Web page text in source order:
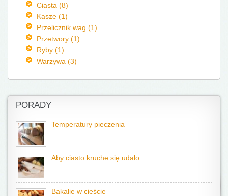
Ciasta (8)
Kasze (1)
Przelicznik wag (1)
Przetwory (1)
Ryby (1)
Warzywa (3)
PORADY
Temperatury pieczenia
Aby ciasto kruche się udało
Bakalie w cieście